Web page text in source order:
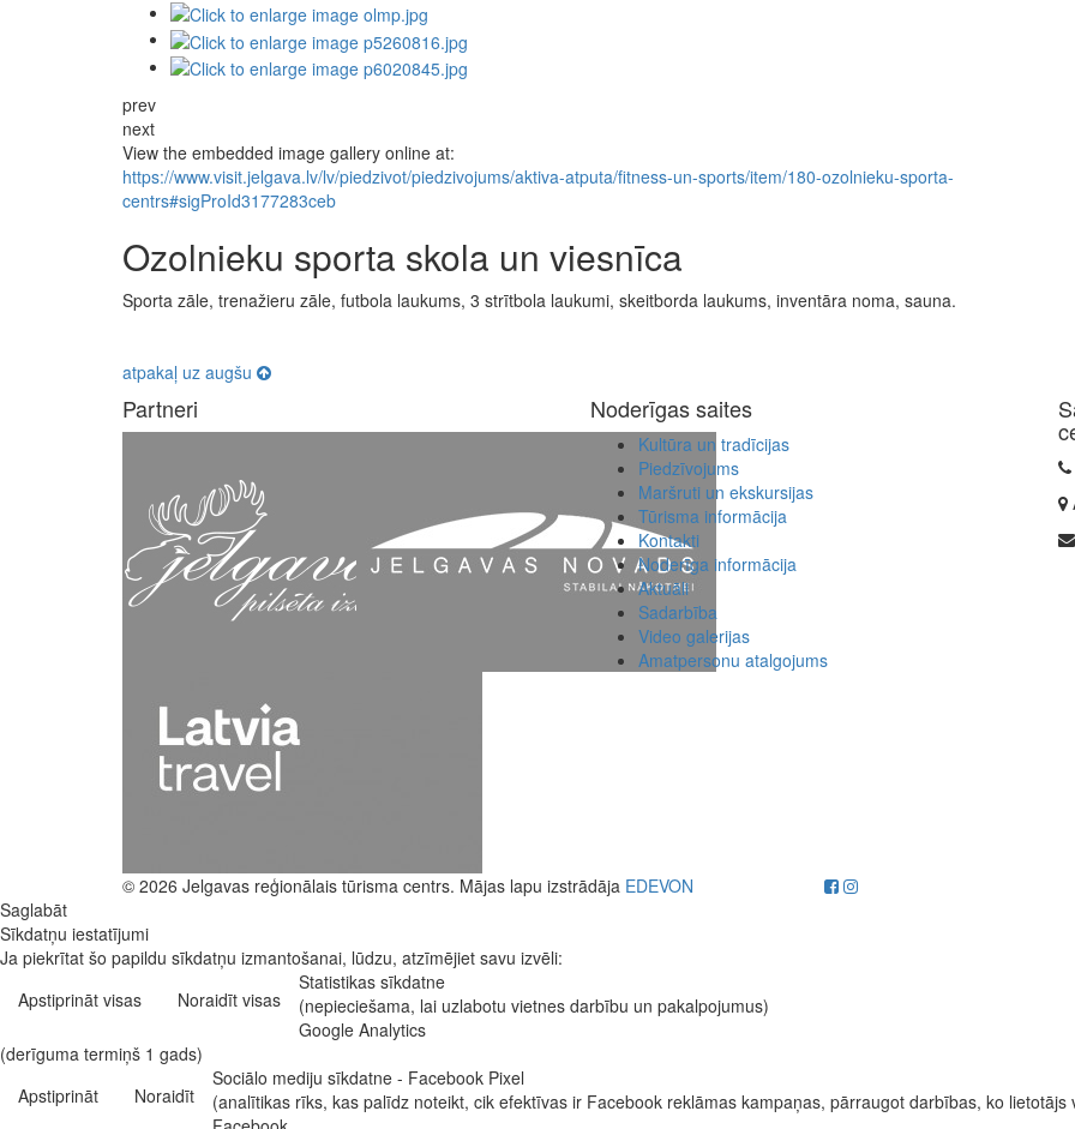
prev
next
View the embedded image gallery online at:
https://www.visit.jelgava.lv/lv/piedzivot/piedzivojums/aktiva-atputa/fitness-un-sports/item/180-ozolnieku-sporta-
centrs#sigProId3177283ceb
Ozolnieku sporta skola un viesnīca
Sporta zāle, trenažieru zāle, futbola laukums, 3 strītbola laukumi, skeitborda laukums, inventāra noma, sauna.
atpakaļ uz augšu
Partneri Noderīgas saites
Kultūra un tradīcijas
Piedzīvojums
Maršruti un ekskursijas
Tūrisma informācija
Kontakti
Noderīga informācija
Aktuāli
Sadarbība
Video galerijas
Amatpersonu atalgojums
© 2026 Jelgavas reģionālais tūrisma centrs. Mājas lapu izstrādāja EDEVON
Saglabāt
Sīkdatņu iestatījumi
Ja piekrītat šo papildu sīkdatņu izmantošanai, lūdzu, atzīmējiet savu izvēli:
Apstiprināt visas
Noraidīt visas
Statistikas sīkdatne
(nepieciešama, lai uzlabotu vietnes darbību un pakalpojumus)
Google Analytics
(derīguma termiņš 1 gads)
Apstiprināt
Noraidīt
Sociālo mediju sīkdatne - Facebook Pixel
(analītikas rīks, kas palīdz noteikt, cik efektīvas ir Facebook reklāmas kampaņas, pārraugot darbības, ko lietotājs